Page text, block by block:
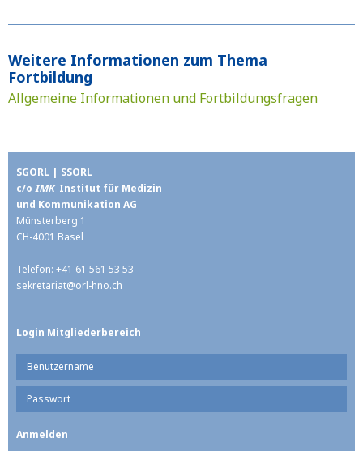
Weitere Informationen zum Thema
Fortbildung
Allgemeine Informationen und Fortbildungsfragen
SGORL | SSORL
c/o IMKInstitut für Medizin
und Kommunikation AG
Münsterberg 1
CH-4001 Basel
Telefon: +41 61 561 53 53
sekretariat@orl-hno.ch
Login Mitgliederbereich